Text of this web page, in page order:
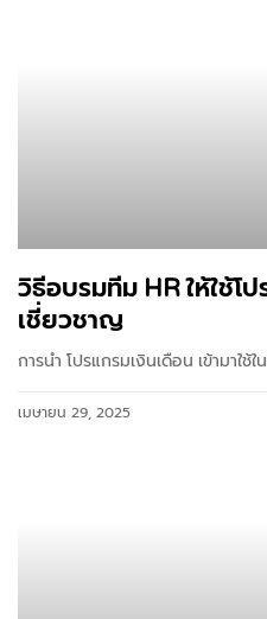
วิธีอบรมทีม HR ให้ใช้โ
เชี่ยวชาญ
การนำ โปรแกรมเงินเดือน เข้ามาใช้
เมษายน 29, 2025